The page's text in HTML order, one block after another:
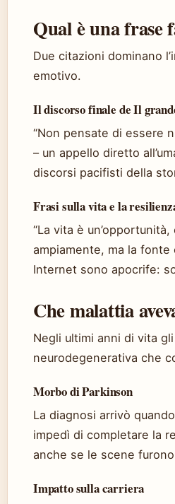
Qual è una frase
Due citazioni dominano
emotivo.
Il discorso finale de Il
“Non pensate di essere
– un appello diretto
discorsi pacifisti della
Frasi sulla vita e la
“La vita è
ampiamente, ma la
Internet sono apocrife:
Che malattia
Negli ultimi anni di vita
neurodegenerativa che
Morbo di Parkinson
La diagnosi arrivò
impedì di completare la
anche se le scene
Impatto sulla carriera